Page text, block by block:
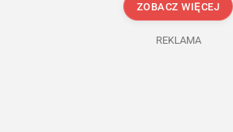
ZOBACZ WIĘCEJ
REKLAMA